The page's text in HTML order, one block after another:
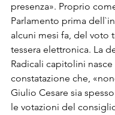
presenza». Proprio
Parlamento prima
alcuni mesi fa, del voto
tessera elettronica. La
Radicali capitolini nasce
constatazione che,
Giulio Cesare sia
le votazioni del